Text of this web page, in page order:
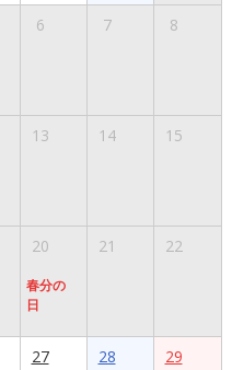
6 7 8
13 14 15
20
春分の
日
21 22
27 28 29